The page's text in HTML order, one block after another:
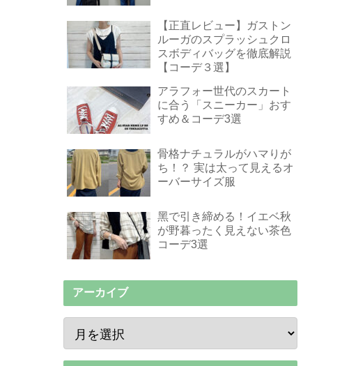
【正直レビュー】ガストン
ルーガのスプラッシュクロ
スボディバッグを徹底解説
【コーデ３選】
アラフォー世代のスカート
に合う「スニーカー」おす
すめ＆コーデ3選
骨格ナチュラルがハマりが
ち！？ 実は太って見えるオ
ーバーサイズ服
黑で引き締める！イエベ秋
が野暮ったく見えない茶色
コーデ3選
アーカイブ